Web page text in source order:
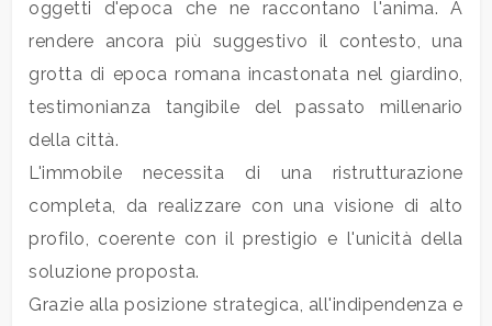
oggetti d'epoca che ne raccontano l'anima. A
rendere ancora più suggestivo il contesto, una
grotta di epoca romana incastonata nel giardino,
testimonianza tangibile del passato millenario
della città.
L'immobile necessita di una ristrutturazione
completa, da realizzare con una visione di alto
profilo, coerente con il prestigio e l'unicità della
soluzione proposta.
Grazie alla posizione strategica, all'indipendenza e
5+
Qualsiasi
1